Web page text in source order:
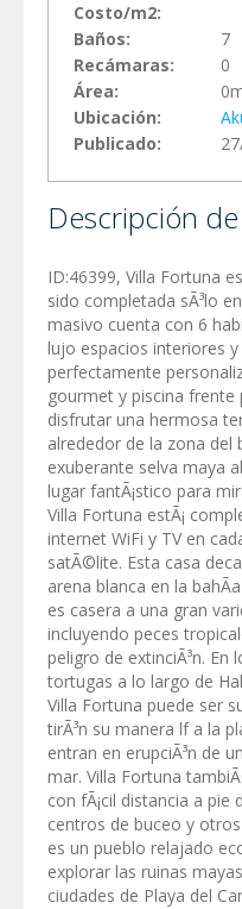
Costo/m2:
Baños:
7
Recámaras:
0
Área:
Ubicación:
Publicado:
Descripción
ID:46399, Villa Fortuna
sido completada sÃ³lo
masivo cuenta con 6
lujo espacios interiores
perfectamente
gourmet y piscina frente
disfrutar una hermosa
alrededor de la zona del
exuberante selva maya
lugar fantÃ¡stico para
Villa Fortuna estÃ¡
internet WiFi y TV en
satÃ©lite. Esta casa
arena blanca en la
es casera a una gran
incluyendo peces
peligro de extinciÃ³n.
tortugas a lo largo de
Villa Fortuna puede ser
tirÃ³n su manera lf a la
entran en erupciÃ³n de
mar. Villa Fortuna
con fÃ¡cil distancia a
centros de buceo y
es un pueblo relajado
explorar las ruinas
ciudades de Playa del